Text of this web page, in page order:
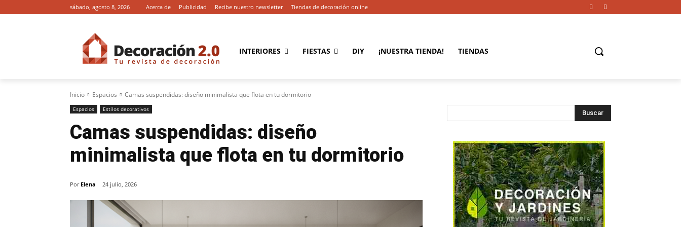
sábado, agosto 8, 2026 Acerca de Publicidad Recibe nuestro newsletter Tiendas de decoración online
INTERIORES FIESTAS DIY ¡NUESTRA TIENDA! TIENDAS
Inicio Espacios Camas suspendidas: diseño minimalista que flota en tu dormitorio
Espacios Estilos decorativos
Camas suspendidas: diseño
minimalista que flota en tu dormitorio
Por Elena 24 julio, 2026
Buscar